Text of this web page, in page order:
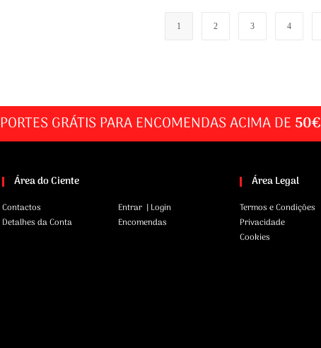
1 2 3 4
PORTES GRÁTIS PARA ENCOMENDAS ACIMA DE 50€
Área do Ciente
Contactos
Detalhes da Conta
Entrar | Login
Encomendas
Área Legal
Termos e Condições
Privacidade
Cookies